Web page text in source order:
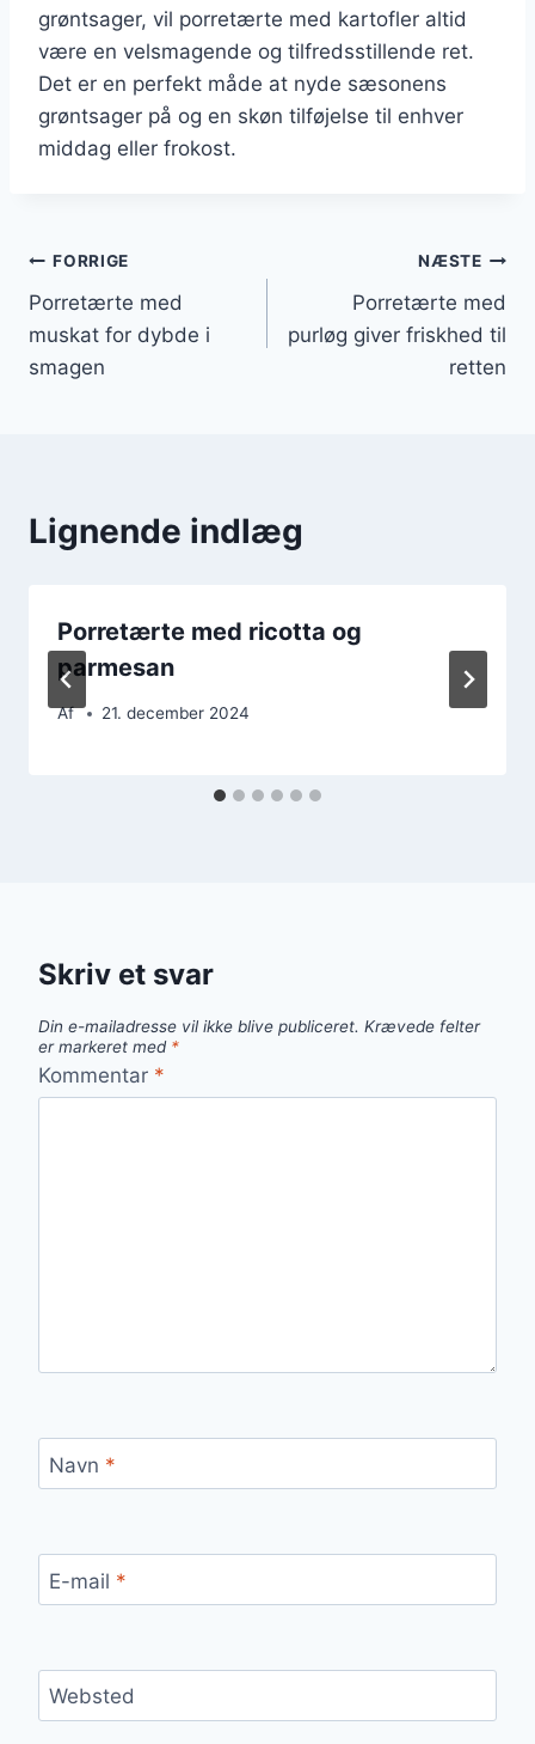
grøntsager, vil porretærte med kartofler altid
være en velsmagende og tilfredsstillende ret.
Det er en perfekt måde at nyde sæsonens
grøntsager på og en skøn tilføjelse til enhver
middag eller frokost.
Indlægsnavigation
FORRIGE
Porretærte med
muskat for dybde i
smagen
NÆSTE
Porretærte med
purløg giver friskhed til
retten
Lignende indlæg
Porretærte med ricotta og
parmesan
Af 21. december 2024
Skriv et svar
Din e-mailadresse vil ikke blive publiceret. Krævede felter
er markeret med *
Kommentar *
Navn *
E-mail *
Websted